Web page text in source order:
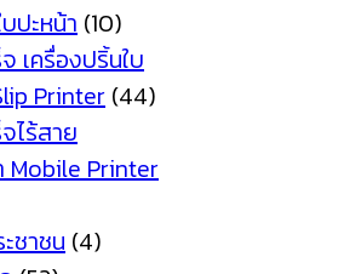
ปะหน้า (10)
เครื่องปริ้นใบ
Printer (44)
ไร้สาย
Printer
ชาชน (4)